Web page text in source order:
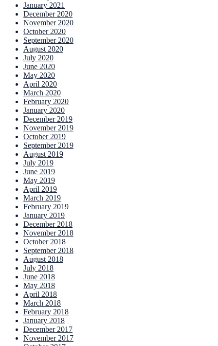
January 2021
December 2020
November 2020
October 2020
September 2020
August 2020
July 2020
June 2020
May 2020
April 2020
March 2020
February 2020
January 2020
December 2019
November 2019
October 2019
September 2019
August 2019
July 2019
June 2019
May 2019
April 2019
March 2019
February 2019
January 2019
December 2018
November 2018
October 2018
September 2018
August 2018
July 2018
June 2018
May 2018
April 2018
March 2018
February 2018
January 2018
December 2017
November 2017